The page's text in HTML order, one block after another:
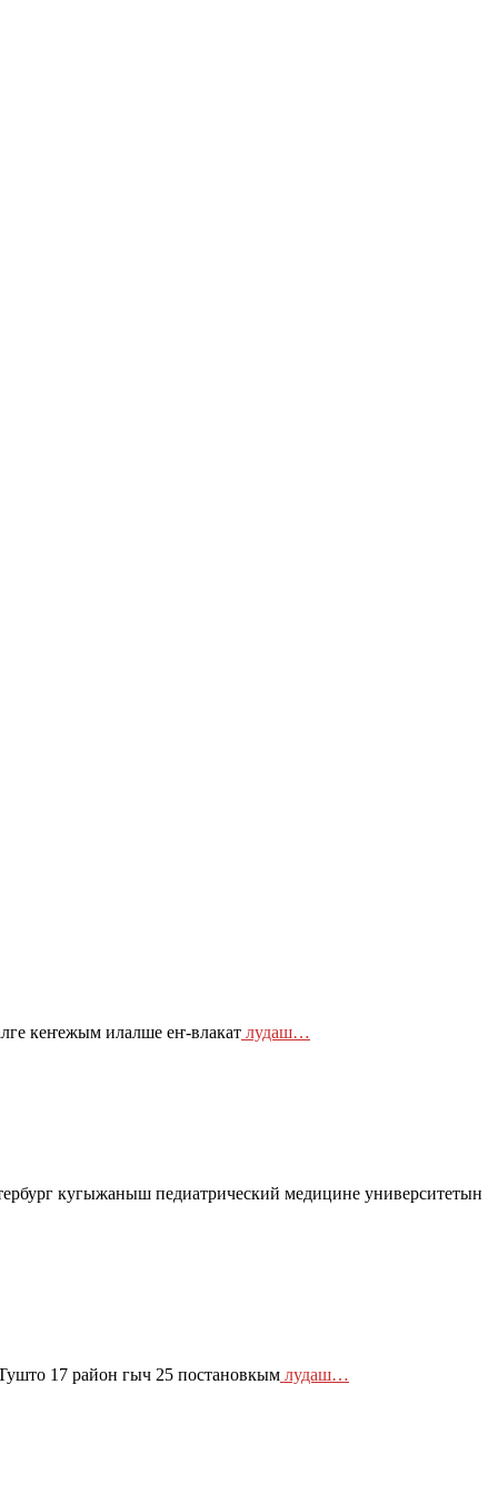
кеҥежым илалше еҥ-влакат лудаш…
кугыжаныш педиатрический медицине университетын
17 район гыч 25 постановкым лудаш…